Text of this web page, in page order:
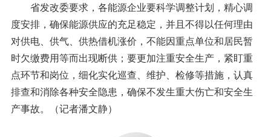
省发改委要求，各能源企业要科学调整计划，精心调
度安排，确保能源供应的充足稳定，并且不得以任何理由
对供电、供气、供热借机涨价，不能因重点单位和居民暂
时欠缴费用等而出现断供；要更加注重安全生产，紧盯重
点环节和岗位，细化实化巡查、维护、检修等措施，认真
排查和消除各种安全隐患，确保不发生重大伤亡和安全生
产事故。（记者潘文静）